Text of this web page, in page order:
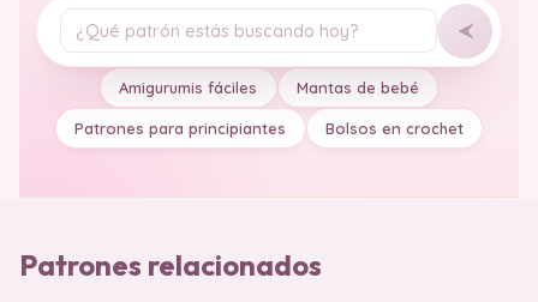
Tu pregunta
Amigurumis fáciles Mantas de bebé
Patrones para principiantes Bolsos en crochet
Patrones relacionados